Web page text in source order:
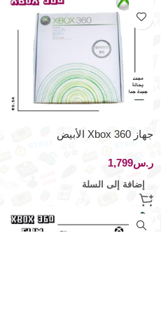
جهاز Xbox 360 الأبيض
ر.س
إضافة إلى السلة